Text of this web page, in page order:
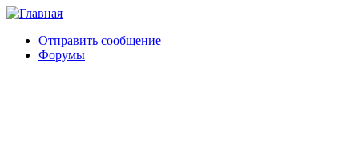
Отправить сообщение
Форумы